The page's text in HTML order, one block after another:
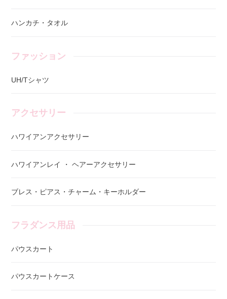
ハンカチ・タオル
ファッション
UH/Tシャツ
アクセサリー
ハワイアンアクセサリー
ハワイアンレイ ・ ヘアーアクセサリー
ブレス・ピアス・チャーム・キーホルダー
フラダンス用品
パウスカート
パウスカートケース